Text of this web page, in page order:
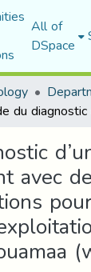
All of
DSpace
avec